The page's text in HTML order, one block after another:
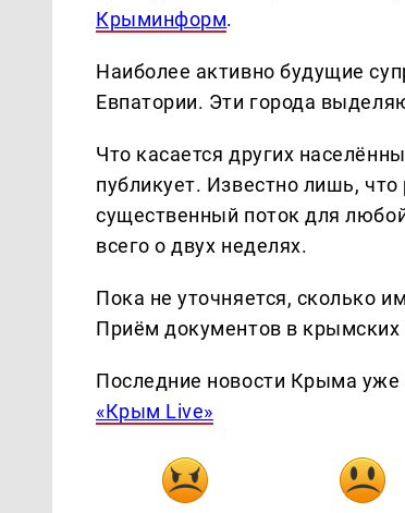
Крыминформ.
Наиболее активно будущие
Евпатории. Эти города
Что касается других
публикует. Известно лишь,
существенный поток для
всего о двух неделях.
Пока не уточняется, сколько
Приём документов в крымских
Последние новости Крыма
«Крым Live»